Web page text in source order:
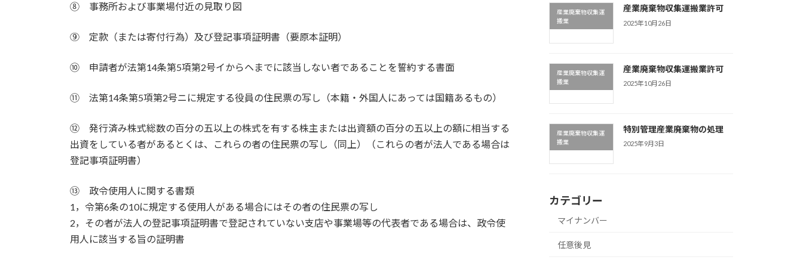
⑧ 事務所および事業場付近の見取り図
⑨ 定款（または寄付行為）及び登記事項証明書（要原本証明）
⑩ 申請者が法第14条第5項第2号イからヘまでに該当しない者であることを誓約する書面
⑪ 法第14条第5項第2号ニに規定する役員の住民票の写し（本籍・外国人にあっては国籍あるもの）
⑫ 発行済み株式総数の百分の五以上の株式を有する株主または出資額の百分の五以上の額に相当する
出資をしている者があるとくは、これらの者の住民票の写し（同上）（これらの者が法人である場合は
登記事項証明書）
⑬ 政令使用人に関する書類
1，令第6条の10に規定する使用人がある場合にはその者の住民票の写し
2，その者が法人の登記事項証明書で登記されていない支店や事業場等の代表者である場合は、政令使
用人に該当する旨の証明書
産業廃棄物収集運
搬業
産業廃棄物収集運搬業許可
2025年10月26日
産業廃棄物収集運
搬業
産業廃棄物収集運搬業許可
2025年10月26日
産業廃棄物収集運
搬業
特別管理産業廃棄物の処理
2025年9月3日
カテゴリー
マイナンバー
任意後見